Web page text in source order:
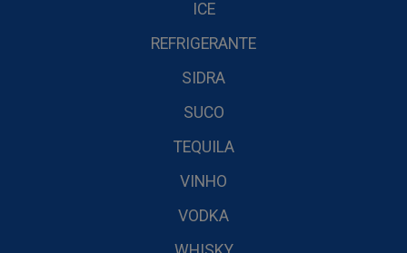
ICE
REFRIGERANTE
SIDRA
SUCO
TEQUILA
VINHO
VODKA